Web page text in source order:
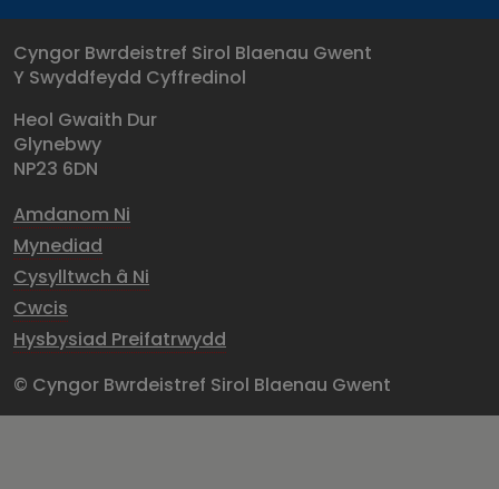
Cyngor Bwrdeistref Sirol Blaenau Gwent
Y Swyddfeydd Cyffredinol
Heol Gwaith Dur
Glynebwy
NP23 6DN
Amdanom Ni
Mynediad
Cysylltwch â Ni
Cwcis
Hysbysiad Preifatrwydd
© Cyngor Bwrdeistref Sirol Blaenau Gwent